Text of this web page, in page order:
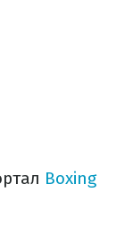
Boxing